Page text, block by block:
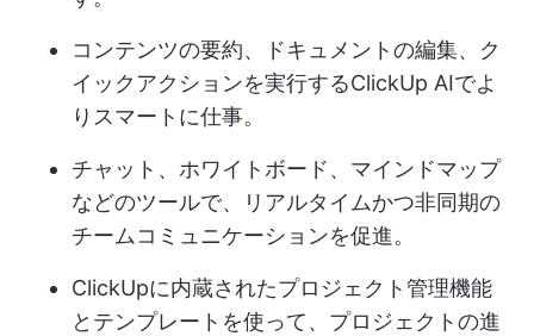
コンテンツの要約、ドキュメントの編集、ク
イックアクションを実行するClickUp AIでよ
りスマートに仕事。
チャット、ホワイトボード、マインドマップ
などのツールで、リアルタイムかつ非同期の
チームコミュニケーションを促進。
ClickUpに内蔵されたプロジェクト管理機能
とテンプレートを使って、プロジェクトの進